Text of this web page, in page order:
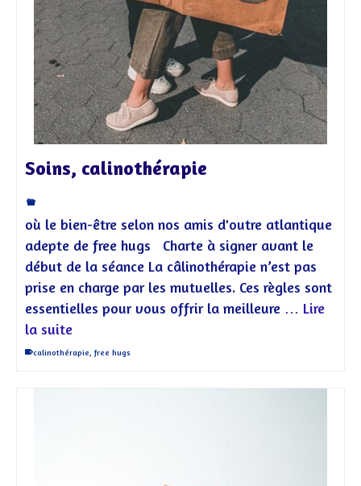
Soins, calinothérapie
où le bien-être selon nos amis d'outre atlantique
adepte de free hugs Charte à signer avant le
début de la séance La câlinothérapie n’est pas
prise en charge par les mutuelles. Ces règles sont
essentielles pour vous offrir la meilleure … Lire
la suite
calinothérapie free hugs